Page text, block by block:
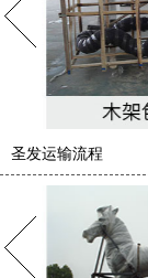
圣发运输流程